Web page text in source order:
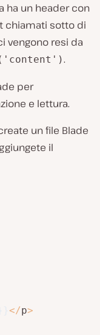
ha un header con
chiamati sotto di
vengono resi da
.
per
e lettura.
un file Blade
il
</p>